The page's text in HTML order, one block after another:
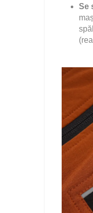
Se